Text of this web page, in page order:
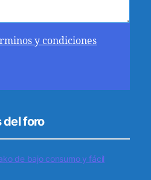
y condiciones
del foro
de bajo consumo y fácil